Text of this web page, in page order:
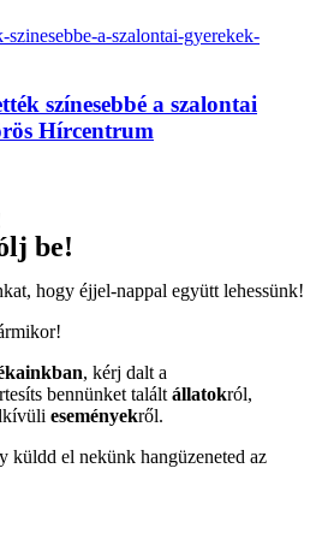
színesebbé a szalontai
Hírcentrum
be!
hogy éjjel-nappal együtt lehessünk!
, kérj dalt a
bennünket talált állatokról,
eseményekről.
küldd el nekünk hangüzeneted az